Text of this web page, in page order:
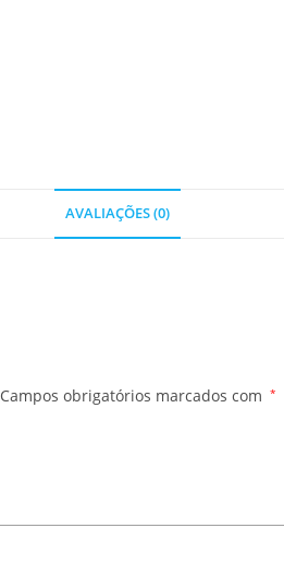
AVALIAÇÕES (0)
Campos obrigatórios marcados com *